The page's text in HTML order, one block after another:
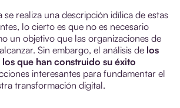
se realiza una descripción idílica de estas
lo cierto es que no es necesario
un objetivo que las organizaciones de
Sin embargo, el análisis de los
que han construido su éxito
interesantes para fundamentar el
transformación digital.